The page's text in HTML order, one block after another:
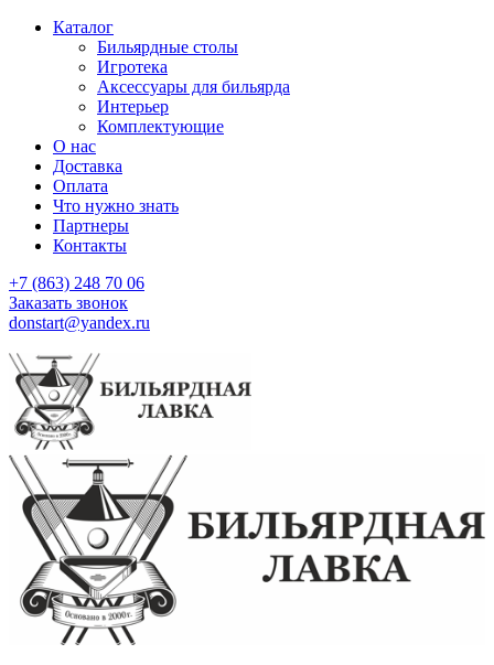
Каталог
Бильярдные столы
Игротека
Аксессуары для бильярда
Интерьер
Комплектующие
О нас
Доставка
Оплата
Что нужно знать
Партнеры
Контакты
+7 (863) 248 70 06
Заказать звонок
donstart@yandex.ru